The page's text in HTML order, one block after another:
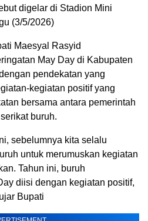
digelar di Stadion Mini
(3/5/2026)
Maesyal Rasyid
May Day di Kabupaten
pendekatan yang
kegiatan positif yang
bersama antara pemerintah
buruh.
sebelumnya kita selalu
untuk merumuskan kegiatan
Tahun ini, buruh
diisi dengan kegiatan positif,
Bupati